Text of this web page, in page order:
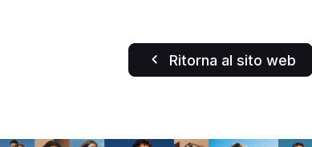
Ritorna al sito web